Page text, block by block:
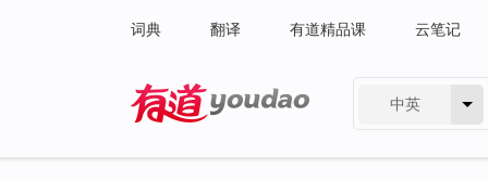
词典 翻译 有道精品课 云笔记
中英